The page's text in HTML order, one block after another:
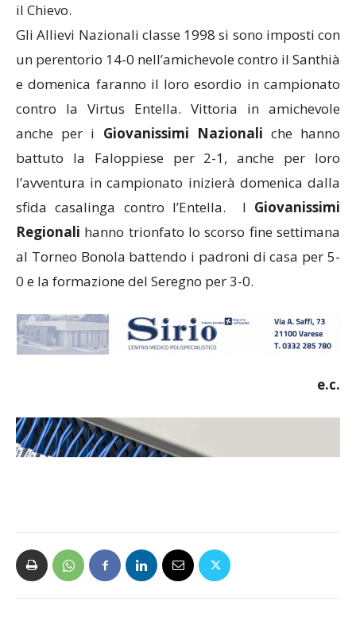
il Chievo.
Gli Allievi Nazionali classe 1998 si sono imposti con
un perentorio 14-0 nell’amichevole contro il Santhià
e domenica faranno il loro esordio in campionato
contro la Virtus Entella. Vittoria in amichevole
anche per i Giovanissimi Nazionali che hanno
battuto la Faloppiese per 2-1, anche per loro
l’avventura in campionato inizierà domenica dalla
sfida casalinga contro l’Entella. I Giovanissimi
Regionali hanno trionfato lo scorso fine settimana
al Torneo Bonola battendo i padroni di casa per 5-
0 e la formazione del Seregno per 3-0.
e.c.